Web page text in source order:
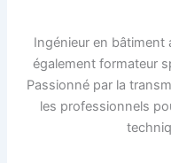
Ingénieur en bâtiment
également formateur
Passionné par la
les professionnels